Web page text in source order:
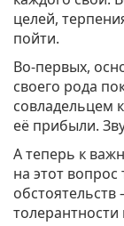
целей,
пойти.
Во-первых,
своего рода
совладельцем
её прибыли.
А теперь к
на этот